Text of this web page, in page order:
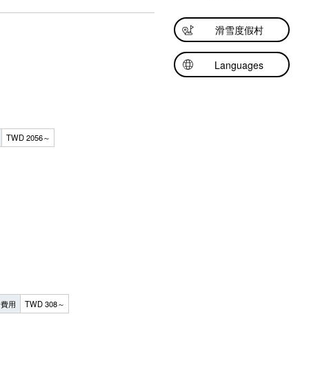
滑雪度假村
Languages
TWD 2056～
用 TWD 308～